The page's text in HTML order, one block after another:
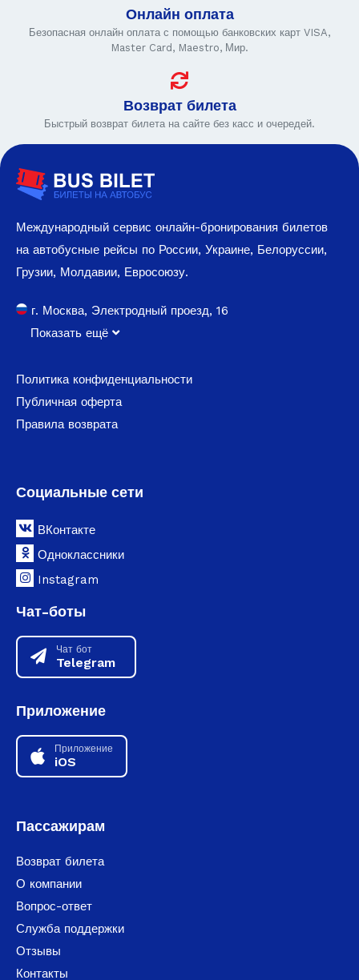
Онлайн оплата
Безопасная онлайн оплата с помощью банковских карт VISA,
Master Card, Maestro, Мир.
Возврат билета
Быстрый возврат билета на сайте без касс и очередей.
Международный сервис онлайн-бронирования билетов
на автобусные рейсы по России, Украине, Белоруссии,
Грузии, Молдавии, Евросоюзу.
г. Москва, Электродный проезд, 16
Показать ещё
Политика конфиденциальности
Публичная оферта
Правила возврата
Социальные сети
ВКонтакте
Одноклассники
Instagram
Чат-боты
Чат бот
Telegram
Приложение
Приложение
iOS
Пассажирам
Возврат билета
О компании
Вопрос-ответ
Служба поддержки
Отзывы
Контакты